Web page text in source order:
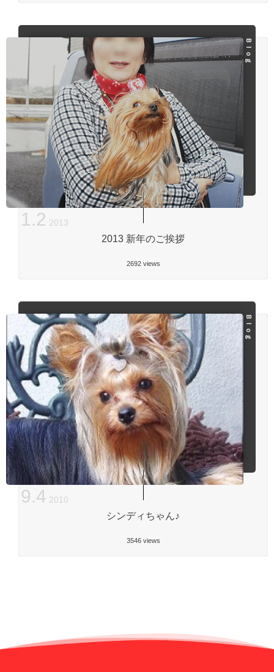
Ｂｌｏｇ
2013 新年のご挨拶
2692 views
1.2 2013
Ｂｌｏｇ
シンディちゃん♪
3546 views
9.4 2010